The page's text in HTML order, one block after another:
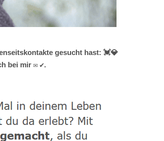
gesucht hast: 💓️💎
bei mir ✉ ✔.